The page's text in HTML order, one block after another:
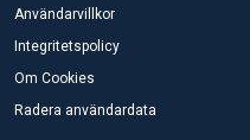
Användarvillkor
Integritetspolicy
Om Cookies
Radera användardata